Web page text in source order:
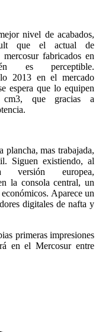
nivel de acabados,
que el actual de
fabricados en
es perceptible.
2013 en el mercado
espera que lo equipen
que gracias a
plancha, mas trabajada,
Siguen existiendo, al
europea,
la consola central, un
Aparece un
digitales de nafta y
primeras impresiones
en el Mercosur entre